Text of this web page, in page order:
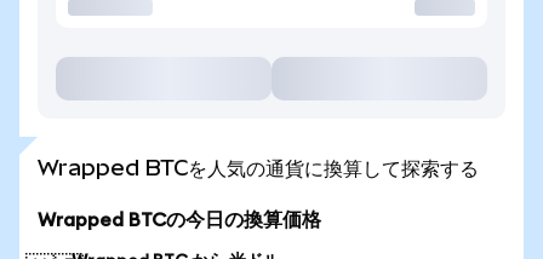
Wrapped BTCを人気の通貨に換算して探索する
Wrapped BTCの今日の換算価格